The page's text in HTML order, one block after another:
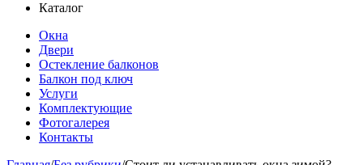
Каталог
Окна
Двери
Остекление балконов
Балкон под ключ
Услуги
Комплектующие
Фотогалерея
Контакты